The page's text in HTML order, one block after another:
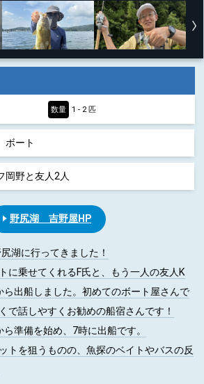
数量 1 - 2 匹
ート
岡野と友人2人
野尻湖 吉野屋HP
湖に行ってきました！
に乗せてくれるF氏と、もう一人の友人K
ら出船しました。初めてのボート屋さんで
で話しやすくお勧めの船宿さんです！
準備を始め、7時に出船です。
トを狙うものの、魚探のベイトやバスの反